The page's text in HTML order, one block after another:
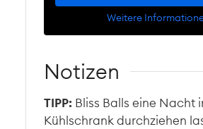
Weitere
Notizen
TIPP: Bliss Balls eine Nacht
Kühlschrank durchziehen